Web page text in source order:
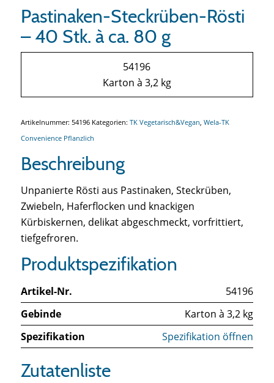
Pastinaken-Steckrüben-Rösti
– 40 Stk. à ca. 80 g
54196
Karton à 3,2 kg
Artikelnummer: 54196 Kategorien: TK Vegetarisch&Vegan Wela-TK
Convenience Pflanzlich
Beschreibung
Unpanierte Rösti aus Pastinaken, Steckrüben,
Zwiebeln, Haferflocken und knackigen
Kürbiskernen, delikat abgeschmeckt, vorfrittiert,
tiefgefroren.
Produktspezifikation
Artikel-Nr.
54196
Gebinde
Karton à 3,2 kg
Spezifikation
Spezifikation öffnen
Zutatenliste